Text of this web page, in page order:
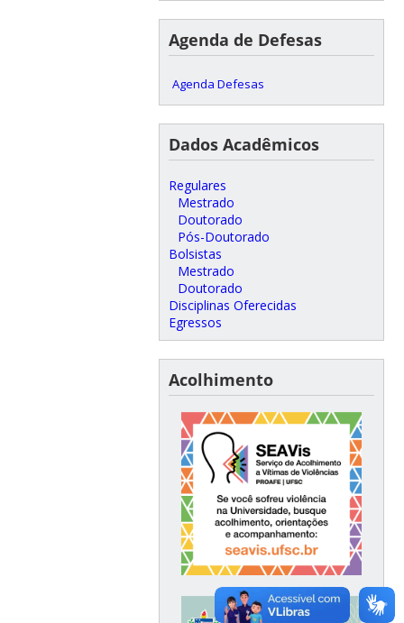
Agenda de Defesas
Agenda Defesas
Dados Acadêmicos
Regulares
Mestrado
Doutorado
Pós-Doutorado
Bolsistas
Mestrado
Doutorado
Disciplinas Oferecidas
Egressos
Acolhimento